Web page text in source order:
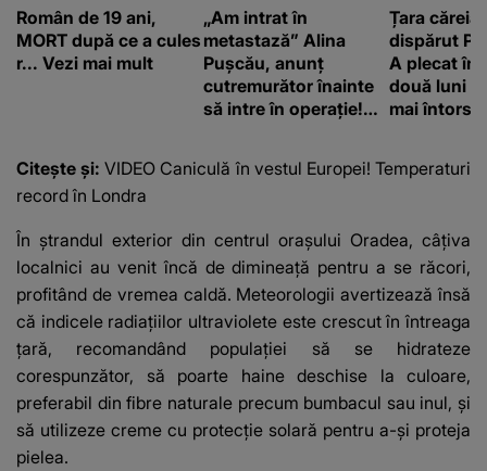
Român de 19 ani,
MORT după ce a cules
r... Vezi mai mult
„Am intrat în
metastază” Alina
Pușcău, anunț
cutremurător înainte
să intre în operație!
fanilor
Țara căreia
dispărut
A plecat în
două luni
mai întors
Citește și:VIDEO Caniculă în vestul Europei! Temperaturi
record în Londra
În ștrandul exterior din centrul orașului Oradea, câțiva
localnici au venit încă de dimineață pentru a se răcori,
profitând de vremea caldă. Meteorologii avertizează însă
că indicele radiațiilor ultraviolete este crescut în întreaga
țară, recomandând populației să se hidrateze
corespunzător, să poarte haine deschise la culoare,
preferabil din fibre naturale precum bumbacul sau inul, și
să utilizeze creme cu protecție solară pentru a-și proteja
pielea.